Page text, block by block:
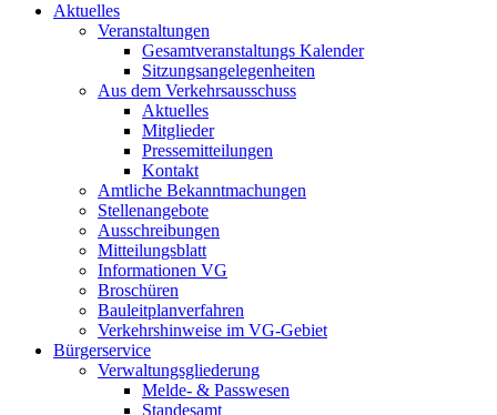
Aktuelles
Veranstaltungen
Gesamtveranstaltungs Kalender
Sitzungsangelegenheiten
Aus dem Verkehrsausschuss
Aktuelles
Mitglieder
Pressemitteilungen
Kontakt
Amtliche Bekanntmachungen
Stellenangebote
Ausschreibungen
Mitteilungsblatt
Informationen VG
Broschüren
Bauleitplanverfahren
Verkehrshinweise im VG-Gebiet
Bürgerservice
Verwaltungsgliederung
Melde- & Passwesen
Standesamt